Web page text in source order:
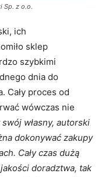
Sp. z o.o.
ich
sklep
szybkimi
dnia do
Cały proces od
wówczas nie
własny, autorski
dokonywać zakupy
Cały czas dużą
doradztwa, tak